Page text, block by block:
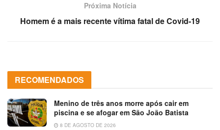
Próxima Notícia
Homem é a mais recente vítima fatal de Covid-19
RECOMENDADOS
Menino de três anos morre após cair em
piscina e se afogar em São João Batista
8 DE AGOSTO DE 2026